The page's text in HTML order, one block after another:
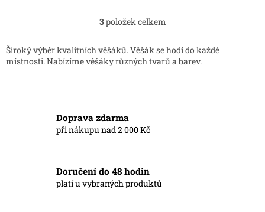
O
l
á
d
r
v
ý
3položek celkem
Široký výběr kvalitních věšáků. Věšák se hodí do každé
místnosti. Nabízíme věšáky různých tvarů a barev.
Doprava zdarma
při nákupu nad 2 000 Kč
Doručení do 48 hodin
platí u vybraných produktů